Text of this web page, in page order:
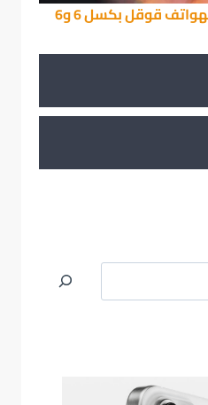
تحديثات لتصوير الليلي لهواتف قوقل بكسل 6 و6